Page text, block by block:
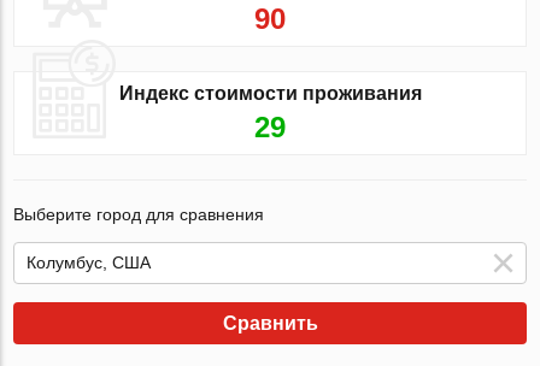
90
Индекс стоимости проживания
29
Выберите город для сравнения
Сравнить